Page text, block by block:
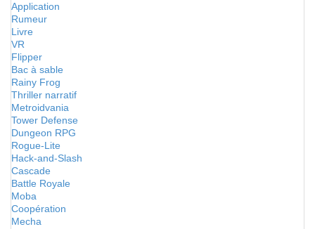
Application
Rumeur
Livre
VR
Flipper
Bac à sable
Rainy Frog
Thriller narratif
Metroidvania
Tower Defense
Dungeon RPG
Rogue-Lite
Hack-and-Slash
Cascade
Battle Royale
Moba
Coopération
Mecha